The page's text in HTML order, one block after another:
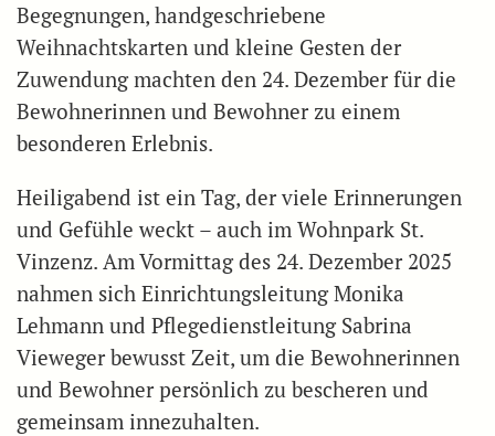
Begegnungen, handgeschriebene
Weihnachtskarten und kleine Gesten der
Zuwendung machten den 24. Dezember für die
Bewohnerinnen und Bewohner zu einem
besonderen Erlebnis.
Heiligabend ist ein Tag, der viele Erinnerungen
und Gefühle weckt – auch im Wohnpark St.
Vinzenz. Am Vormittag des 24. Dezember 2025
nahmen sich Einrichtungsleitung Monika
Lehmann und Pflegedienstleitung Sabrina
Vieweger bewusst Zeit, um die Bewohnerinnen
und Bewohner persönlich zu bescheren und
gemeinsam innezuhalten.